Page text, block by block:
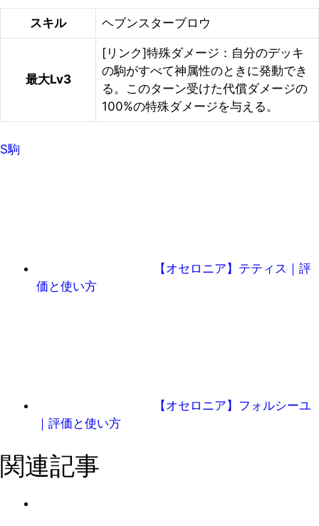
スキル ヘブンスターブロウ
最大Lv3
[リンク]特殊ダメージ：自分のデッキ
の駒がすべて神属性のときに発動でき
る。このターン受けた代償ダメージの
100%の特殊ダメージを与える。
S駒
【オセロニア】テティス｜評
価と使い方
【オセロニア】フォルシーユ
｜評価と使い方
関連記事